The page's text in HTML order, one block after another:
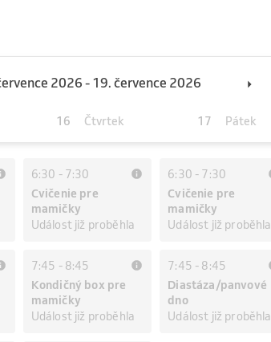
2026 - 19. července 2026
16 Čtvrtek 17 Pátek
6:30 - 7:30
Cvičenie pre
mamičky
Událost již proběhla
7:45 - 8:45
Kondičný box pre
mamičky
Událost již proběhla
6:30 - 7:30
Cvičenie pre
mamičky
Událost již proběhla
7:45 - 8:45
Diastáza/panvové
dno
Událost již proběhla